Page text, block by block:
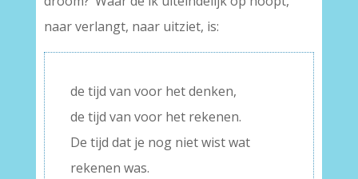
naar verlangt, naar uitziet, is:
de tijd van voor het denken,
de tijd van voor het rekenen.
De tijd dat je nog niet wist wat
rekenen was.